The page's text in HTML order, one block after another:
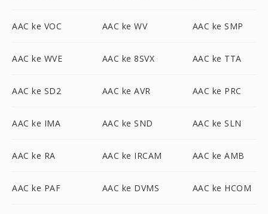
AAC ke VOC AAC ke WV AAC ke SMP
AAC ke WVE AAC ke 8SVX AAC ke TTA
AAC ke SD2 AAC ke AVR AAC ke PRC
AAC ke IMA AAC ke SND AAC ke SLN
AAC ke RA AAC ke IRCAM AAC ke AMB
AAC ke PAF AAC ke DVMS AAC ke HCOM